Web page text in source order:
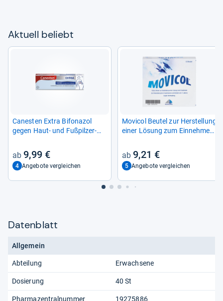
Aktu­ell beliebt
Canes­ten Extra Bifona­zol
gegen Haut-​ und Fuß­pil­zer­
9,99 €
4 Angebote vergleichen
Movi­col Beu­tel zur Her­stel­lung
einer Lösung zum Ein­neh­men
9,21 €
5 Angebote vergleichen
Datenblatt
Allgemein
Abteilung Erwachsene
Dosierung 40 St
Pharmazentralnummer 19275886